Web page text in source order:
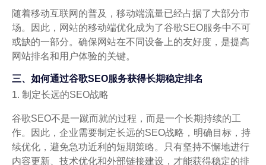
随着移动互联网的普及，移动端流量已经占据了大部分市
场。因此，网站的移动端优化成为了谷歌SEO服务中不可
或缺的一部分。确保网站在不同设备上的友好度，是提高
网站排名和用户体验的关键。
三、如何通过谷歌SEO服务获得长期稳定排名
1. 制定长远的SEO战略
谷歌SEO不是一蹴而就的过程，而是一个长期持续的工
作。因此，企业需要制定长远的SEO战略，明确目标，持
续优化，避免急功近利的短期策略。只有坚持不懈地进行
内容更新、技术优化和外部链接建设，才能获得稳定的排